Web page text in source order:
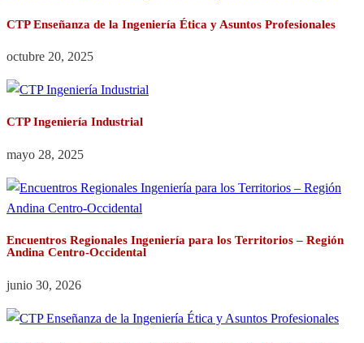
CTP Enseñanza de la Ingeniería Ética y Asuntos Profesionales
octubre 20, 2025
CTP Ingeniería Industrial
mayo 28, 2025
Encuentros Regionales Ingeniería para los Territorios – Región
Andina Centro-Occidental
junio 30, 2026